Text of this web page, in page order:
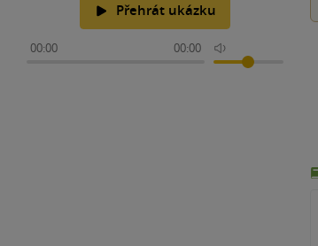
Přehrát ukázku
00:00 00:00